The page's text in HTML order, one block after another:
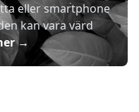
eller smartphone
kan vara värd
→